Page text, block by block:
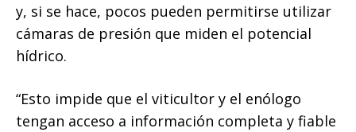
y, si se hace, pocos pueden permitirse utilizar
cámaras de presión que miden el potencial
hídrico.
“Esto impide que el viticultor y el enólogo
tengan acceso a información completa y fiable